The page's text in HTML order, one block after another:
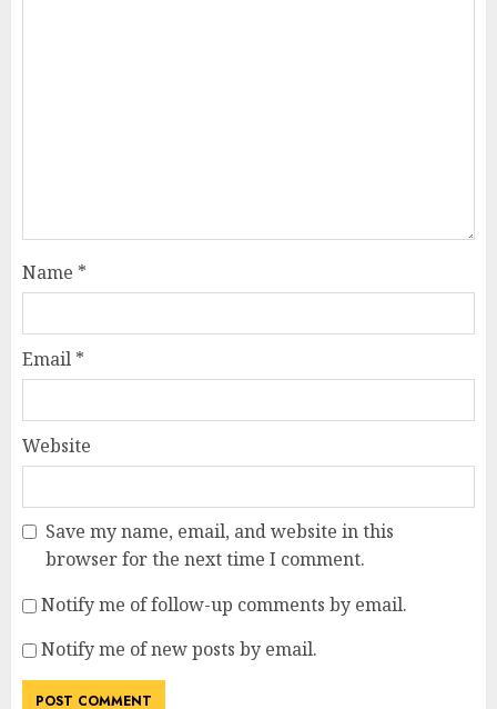
Name *
Email *
Website
Save my name, email, and website in this
browser for the next time I comment.
Notify me of follow-up comments by email.
Notify me of new posts by email.